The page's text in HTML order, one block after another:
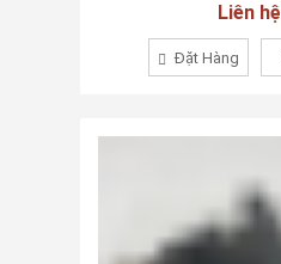
Liên hệ
Đặt Hàng